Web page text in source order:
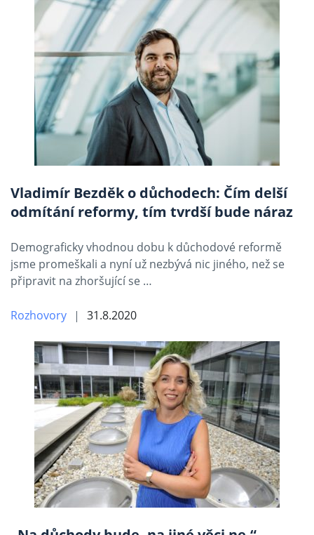
Vladimír Bezděk o důchodech: Čím delší
odmítání reformy, tím tvrdší bude náraz
Demograficky vhodnou dobu k důchodové reformě
jsme promeškali a nyní už nezbývá nic jiného, než se
připravit na zhoršující se …
Rozhovory 31.8.2020